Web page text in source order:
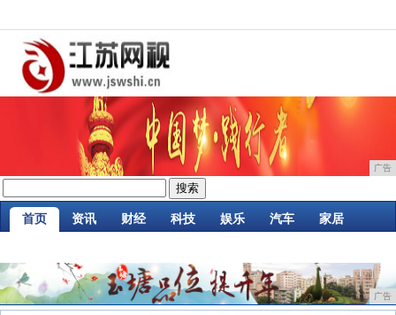
广告
首页 资讯 财经 科技 娱乐 汽车 家居
广告